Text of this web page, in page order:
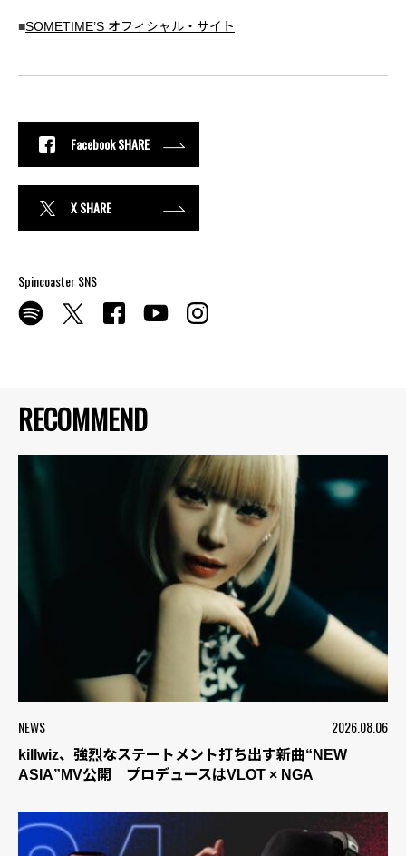
RECOMMEND
NEWS 2026.08.06
killwiz、強烈なステートメント打ち出す新曲“NEW
ASIA”MV公開 プロデュースはVLOT × NGA
■SOMETIME’S オフィシャル・サイト
Facebook SHARE
X SHARE
Spincoaster SNS